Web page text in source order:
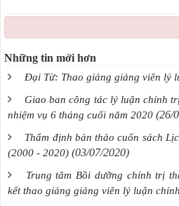
Những tin mới hơn
Đại Từ: Thao giảng giảng viên lý
Giao ban công tác lý luận chính
nhiệm vụ 6 tháng cuối năm 2020 (26/
Thẩm định bản thảo cuốn sách
(2000 - 2020) (03/07/2020)
Trung tâm Bồi dưỡng chính trị
kết thao giảng giảng viên lý luận